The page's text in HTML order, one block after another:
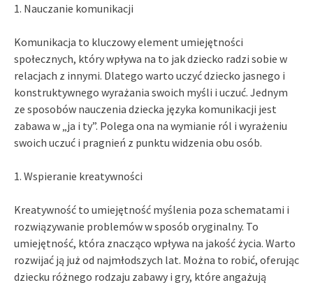
1. Nauczanie komunikacji
Komunikacja to kluczowy element umiejętności
społecznych, który wpływa na to jak dziecko radzi sobie w
relacjach z innymi. Dlatego warto uczyć dziecko jasnego i
konstruktywnego wyrażania swoich myśli i uczuć. Jednym
ze sposobów nauczenia dziecka języka komunikacji jest
zabawa w „ja i ty”. Polega ona na wymianie ról i wyrażeniu
swoich uczuć i pragnień z punktu widzenia obu osób.
1. Wspieranie kreatywności
Kreatywność to umiejętność myślenia poza schematami i
rozwiązywanie problemów w sposób oryginalny. To
umiejętność, która znacząco wpływa na jakość życia. Warto
rozwijać ją już od najmłodszych lat. Można to robić, oferując
dziecku różnego rodzaju zabawy i gry, które angażują